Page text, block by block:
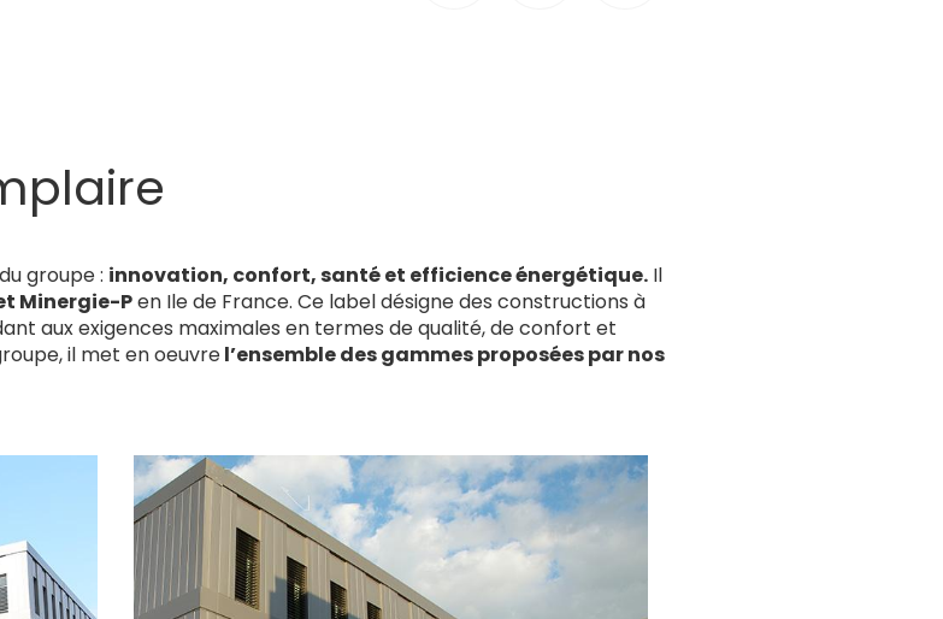
groupe : innovation, confort, santé et efficience énergétique. Il
Minergie-Pen Ile de France. Ce label désigne des constructions à
aux exigences maximales en termes de qualité, de confort et
il met en oeuvrel’ensemble des gammes proposées par nos